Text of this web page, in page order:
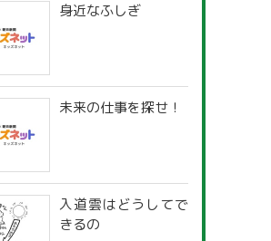
身近なふしぎ
未来の仕事を探せ！
入道雲はどうしてで
きるの